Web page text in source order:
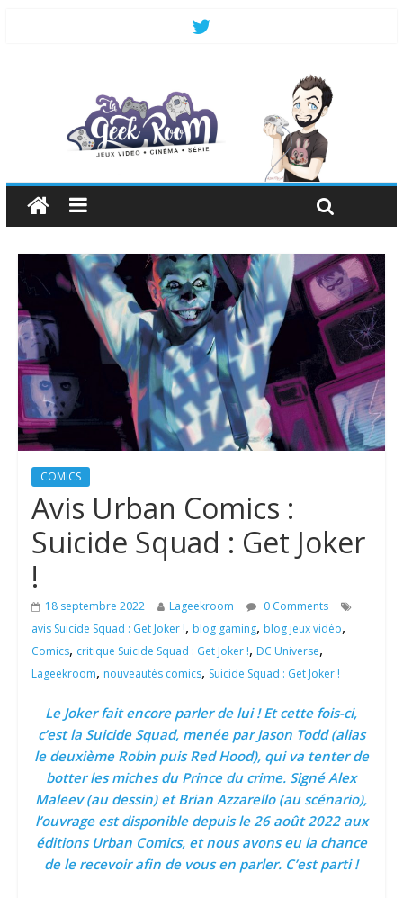
COMICS
Avis Urban Comics :
Suicide Squad : Get Joker
!
18 septembre 2022 Lageekroom
0 Comments
avis Suicide Squad : Get Joker !, blog gaming, blog jeux vidéo,
Comics, critique Suicide Squad : Get Joker !, DC Universe,
Lageekroom, nouveautés comics, Suicide Squad : Get Joker !
Le Joker fait encore parler de lui ! Et cette fois-ci,
c’est la Suicide Squad, menée par Jason Todd (alias
le deuxième Robin puis Red Hood), qui va tenter de
botter les miches du Prince du crime. Signé Alex
Maleev (au dessin) et Brian Azzarello (au scénario),
l’ouvrage est disponible depuis le 26 août 2022 aux
éditions Urban Comics, et nous avons eu la chance
de le recevoir afin de vous en parler. C’est parti !